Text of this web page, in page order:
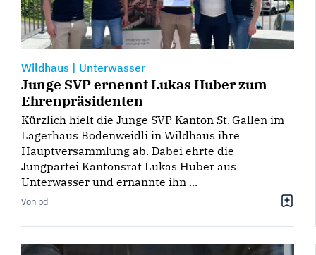
Wildhaus | Unterwasser
Junge SVP ernennt Lukas Huber zum
Ehrenpräsidenten
Kürzlich hielt die Junge SVP Kanton St. Gallen im
Lagerhaus Bodenweidli in Wildhaus ihre
Hauptversammlung ab. Dabei ehrte die
Jungpartei Kantonsrat Lukas Huber aus
Unterwasser und ernannte ihn ...
Von pd